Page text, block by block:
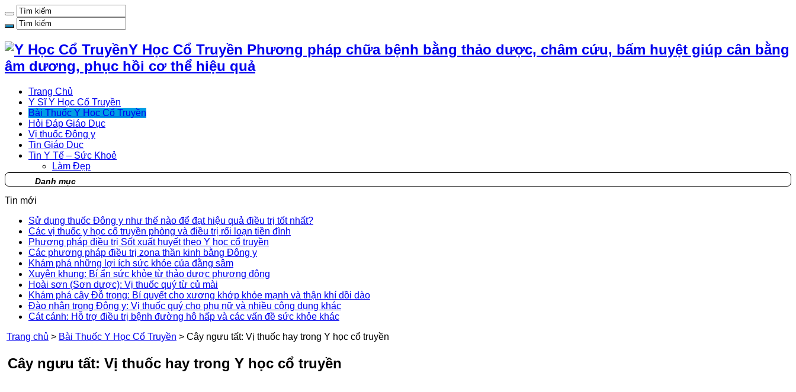
Y Học Cổ Truyền Phương pháp chữa bệnh bằng thảo dược, châm cứu, bấm huyệt giúp cân bằng
âm dương, phục hồi cơ thể hiệu quả
Trang Chủ
Y Sĩ Y Học Cổ Truyền
Bài Thuốc Y Học Cổ Truyền
Hỏi Đáp Giáo Dục
Vị thuốc Đông y
Tin Giáo Dục
Tin Y Tế – Sức Khoẻ
Làm Đẹp
Danh mục
Tin mới
Sử dụng thuốc Đông y như thế nào để đạt hiệu quả điều trị tốt nhất?
Các vị thuốc y học cổ truyền phòng và điều trị rối loạn tiền đình
Phương pháp điều trị Sốt xuất huyết theo Y học cổ truyền
Các phương pháp điều trị zona thần kinh bằng Đông y
Khám phá những lợi ích sức khỏe của đằng sâm
Xuyên khung: Bí ẩn sức khỏe từ thảo dược phương đông
Hoài sơn (Sơn dược): Vị thuốc quý từ củ mài
Khám phá cây Đỗ trọng: Bí quyết cho xương khớp khỏe mạnh và thận khí dồi dào
Đào nhân trong Đông y: Vị thuốc quý cho phụ nữ và nhiều công dụng khác
Cát cánh: Hỗ trợ điều trị bệnh đường hô hấp và các vấn đề sức khỏe khác
Trang chủ > Bài Thuốc Y Học Cổ Truyền > Cây ngưu tất: Vị thuốc hay trong Y học cổ truyền
Cây ngưu tất: Vị thuốc hay trong Y học cổ truyền